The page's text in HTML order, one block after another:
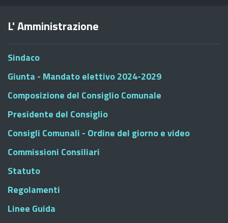
L' Amministrazione
Sindaco
Giunta - Mandato elettivo 2024-2029
Composizione del Consiglio Comunale
Presidente del Consiglio
Consigli Comunali - Ordine del giorno e video
Commissioni Consiliari
Statuto
Regolamenti
Linee Guida